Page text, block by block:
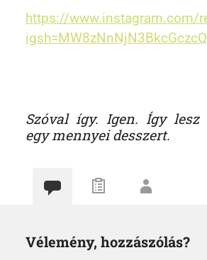
https://www.instagram.com/
Szóval így. Igen. Így lesz
egy mennyei desszert.
Vélemény, hozzászólás?